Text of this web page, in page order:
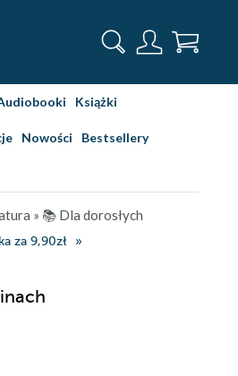
Książki
Nowości Bestsellery
» 📚 Dla dorosłych
za 9,90zł